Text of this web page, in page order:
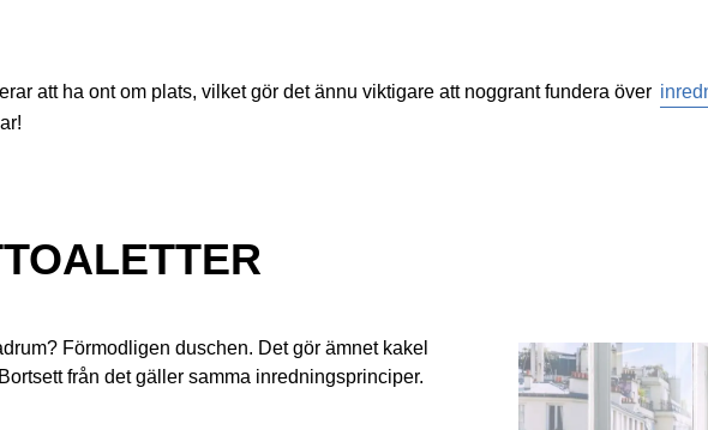
att ha ont om plats, vilket gör det ännu viktigare att noggrant fundera över
Förmodligen duschen. Det gör ämnet kakel
från det gäller samma inredningsprinciper.